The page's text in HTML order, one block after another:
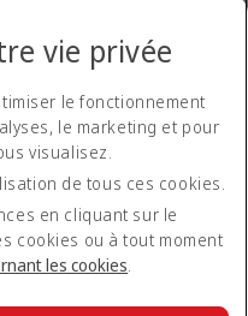
vie privée
le fonctionnement
le marketing et pour
visualisez.
de tous ces cookies.
en cliquant sur le
cookies ou à tout moment
les cookies.